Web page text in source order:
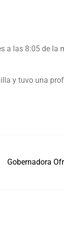
a las 8:05 de la
y tuvo una
Gobernadora